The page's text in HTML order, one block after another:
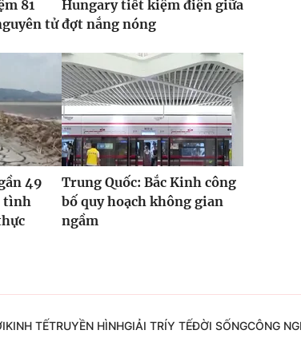
81
tử
Hungary tiết kiệm điện giữa
đợt nắng nóng
49
tình
Trung Quốc: Bắc Kinh công
bố quy hoạch không gian
ngầm
KINH TẾTRUYỀN HÌNHGIẢI TRÍY TẾĐỜI SỐNGCÔNG